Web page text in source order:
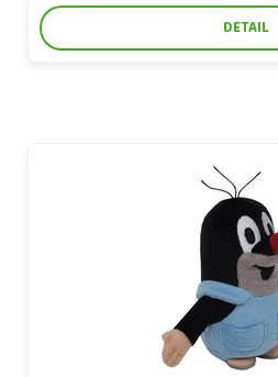
DETAIL
Krtko 12 cm, nohavičky, plyšová hračka